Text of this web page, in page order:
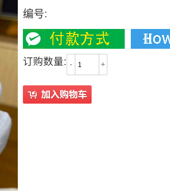
编号:
订购数量: - +